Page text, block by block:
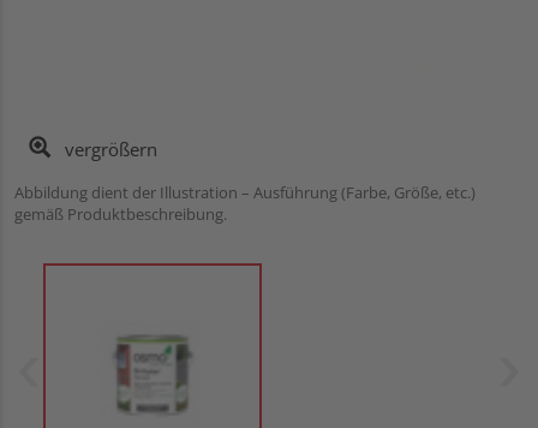
vergrößern
Abbildung dient der Illustration – Ausführung (Farbe, Größe, etc.)
gemäß Produktbeschreibung.